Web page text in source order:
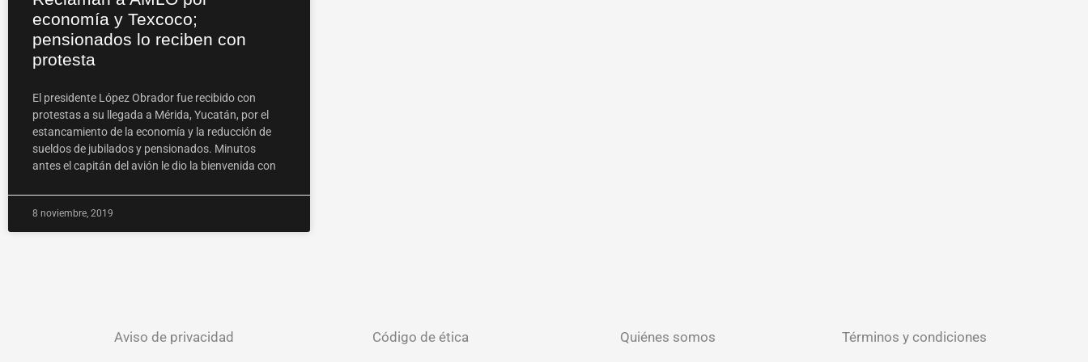
economía y Texcoco;
pensionados lo reciben con
protesta
El presidente López Obrador fue recibido con
protestas a su llegada a Mérida, Yucatán, por el
estancamiento de la economía y la reducción de
sueldos de jubilados y pensionados. Minutos
antes el capitán del avión le dio la bienvenida con
8 noviembre, 2019
Aviso de privacidad Código de ética Quiénes somos Términos y condiciones